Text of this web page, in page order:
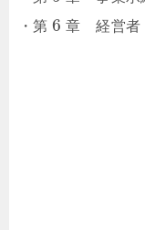
・第6 章 経営者